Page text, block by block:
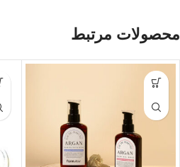
محصولات مرتبط